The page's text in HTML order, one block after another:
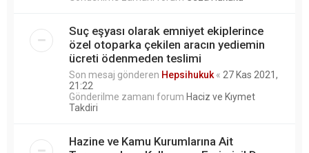
Suç eşyası olarak emniyet ekiplerince
özel otoparka çekilen aracın yediemin
ücreti ödenmeden teslimi
Son mesaj gönderen Hepsihukuk « 27 Kas 2021,
21:22
Gönderilme zamanı forum Haciz ve Kıymet
Takdiri
Hazine ve Kamu Kurumlarına Ait